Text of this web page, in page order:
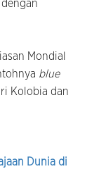
Mondial
blue
Kolobia dan
Dunia di